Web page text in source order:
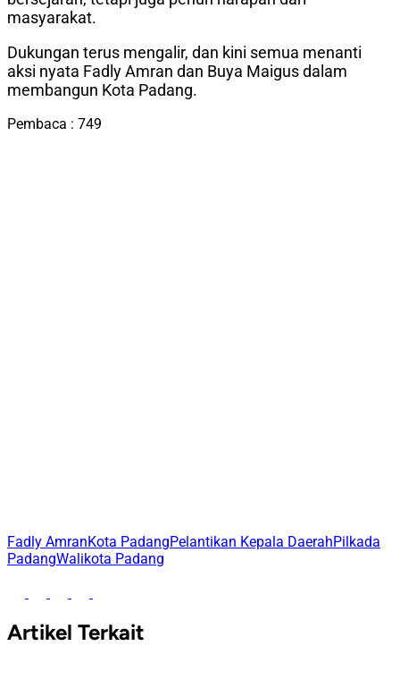
masyarakat.
Dukungan terus mengalir, dan kini semua menanti
aksi nyata Fadly Amran dan Buya Maigus dalam
membangun Kota Padang.
Pembaca : 749
Fadly AmranKota PadangPelantikan Kepala DaerahPilkada
PadangWalikota Padang
Artikel Terkait